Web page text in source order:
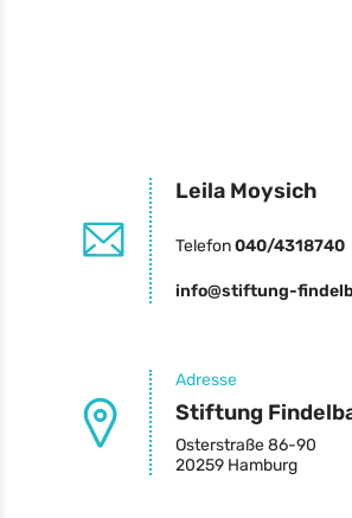
Leila Moysich
Telefon040/4318740
info@stiftung-
Adresse
Stiftung
Osterstraße 86-90
20259 Hamburg